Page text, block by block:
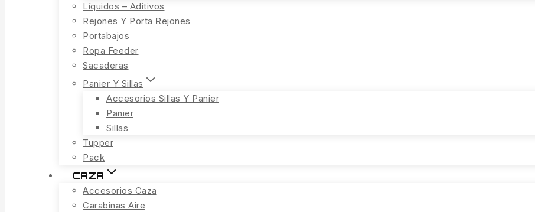
Líquidos – Aditivos
Rejones Y Porta Rejones
Portabajos
Ropa Feeder
Sacaderas
Panier Y Sillas
Accesorios Sillas Y Panier
Panier
Sillas
Tupper
Pack
CAZA
Accesorios Caza
Carabinas Aire